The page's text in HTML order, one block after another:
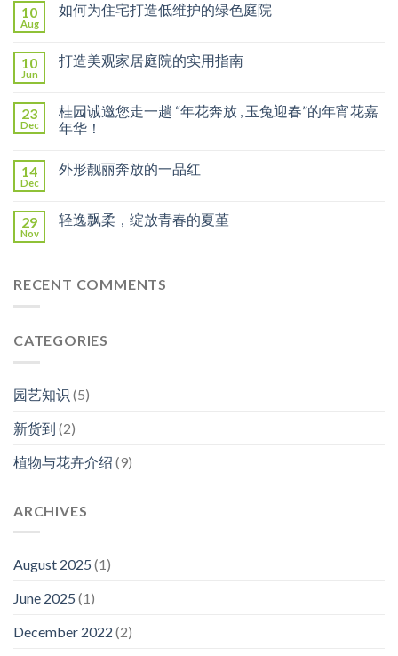
10
Aug
如何为住宅打造低维护的绿色庭院
10
Jun
打造美观家居庭院的实用指南
23
Dec
桂园诚邀您走一趟 “年花奔放 , 玉兔迎春”的年宵花嘉
年华！
14
Dec
外形靓丽奔放的一品红
29
Nov
轻逸飘柔，绽放青春的夏堇
RECENT COMMENTS
CATEGORIES
园艺知识 (5)
新货到 (2)
植物与花卉介绍 (9)
ARCHIVES
August 2025 (1)
June 2025 (1)
December 2022 (2)